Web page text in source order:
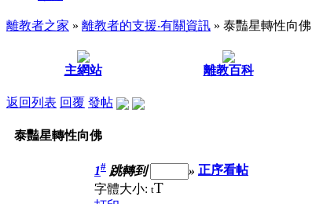
離教者之家 » 離教者的支援‧有關資訊 » 泰豔星轉性向佛
主網站 離教百科
返回列表 回覆 發帖
泰豔星轉性向佛
1# 跳轉到 » 正序看帖
字體大小: tT